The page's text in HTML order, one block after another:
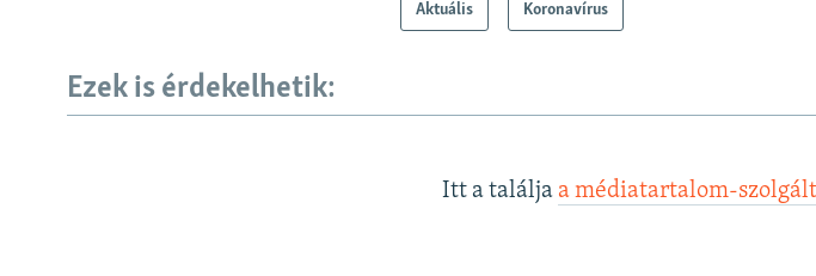
Aktuális Koronavírus
Ezek is érdekelhetik:
Itt a találja a médiatartalom-